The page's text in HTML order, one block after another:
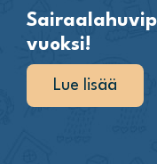
vuoksi!
Lue lisää